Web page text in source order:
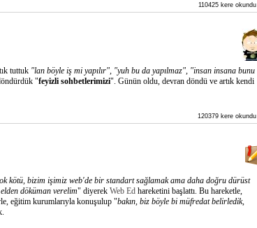
110425 kere okundu
tuttuk "lan böyle iş mi yapılır", "yuh bu da yapılmaz", "insan insana bunu
"feyizli sohbetlerimizi". Günün oldu, devran döndü ve artık kendi
120379 kere okundu
kötü, bizim işimiz web'de bir standart sağlamak ama daha doğru dürüst
döküman verelim" diyerek Web Edhareketini başlattı. Bu hareketle,
eğitim kurumlarıyla konuşulup "bakın, biz böyle bi müfredat belirledik,